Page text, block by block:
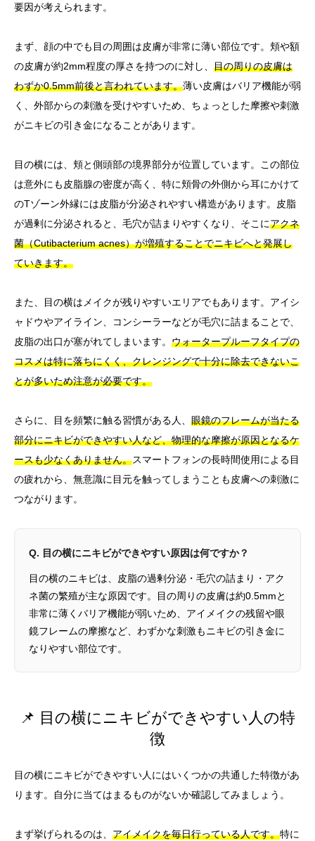
要因が考えられます。
まず、顔の中でも目の周囲は皮膚が非常に薄い部位です。頬や額
の皮膚が約2mm程度の厚さを持つのに対し、 目の周りの皮膚は
わずか0.5mm前後と言われています。薄い皮膚はバリア機能が弱
く、外部からの刺激を受けやすいため、ちょっとした摩擦や刺激
がニキビの引き金になることがあります。
目の横には、頬と側頭部の境界部分が位置しています。この部位
は意外にも皮脂腺の密度が高く、特に頬骨の外側から耳にかけて
のTゾーン外縁には皮脂が分泌されやすい構造があります。皮脂
が過剰に分泌されると、毛穴が詰まりやすくなり、そこにアクネ
菌（Cutibacterium acnes）が増殖することでニキビへと発展し
ていきます。
また、目の横はメイクが残りやすいエリアでもあります。アイシ
ャドウやアイライン、コンシーラーなどが毛穴に詰まることで、
皮脂の出口が塞がれてしまいます。 ウォータープルーフタイプの
コスメは特に落ちにくく、クレンジングで十分に除去できないこ
とが多いため注意が必要です。
さらに、目を頻繁に触る習慣がある人、 眼鏡のフレームが当たる
部分にニキビができやすい人など、物理的な摩擦が原因となるケ
ースも少なくありません。スマートフォンの長時間使用による目
の疲れから、無意識に目元を触ってしまうことも皮膚への刺激に
つながります。
Q. 目の横にニキビができやすい原因は何ですか？
目の横のニキビは、皮脂の過剰分泌・毛穴の詰まり・アク
ネ菌の繁殖が主な原因です。目の周りの皮膚は約0.5mmと
非常に薄くバリア機能が弱いため、アイメイクの残留や眼
鏡フレームの摩擦など、わずかな刺激もニキビの引き金に
なりやすい部位です。
📌 目の横にニキビができやすい人の特
徴
目の横にニキビができやすい人にはいくつかの共通した特徴があ
ります。自分に当てはまるものがないか確認してみましょう。
まず挙げられるのは、 アイメイクを毎日行っている人です。特に